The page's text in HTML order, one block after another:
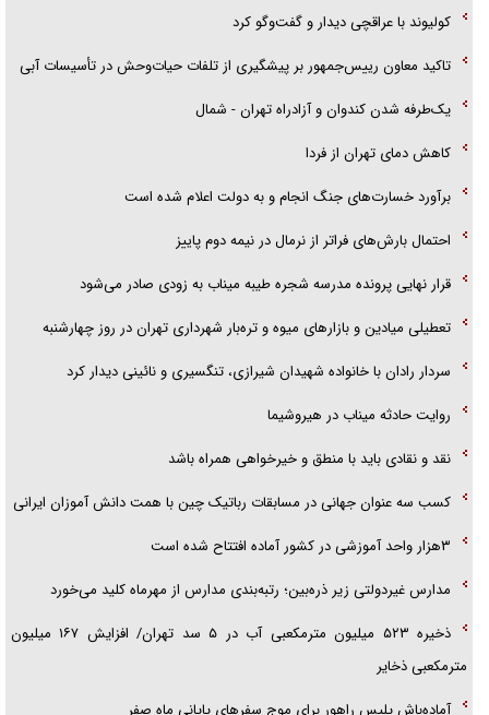
قصه ناتمام سرویس مدارس
آیا مقاومت فلسطین خلع‌سلاح می‌شود؟
کولیوند با عراقچی دیدار و گفت‌و‌گو کرد
تاکید معاون رییس‌جمهور بر پیشگیری از تلفات حیات‌وحش در تأسیسات آبی
یک‌طرفه شدن کندوان و آزادراه تهران - شمال
کاهش دمای تهران از فردا
برآورد خسارت‌های جنگ انجام و به دولت اعلام شده است
احتمال بارش‌های فراتر از نرمال در نیمه دوم پاییز
قرار نهایی پرونده مدرسه شجره طیبه میناب به زودی صادر می‌شود
تعطیلی میادین و بازارهای میوه و تره‌بار شهرداری تهران در روز چهارشنبه
سردار رادان با خانواده‌ شهیدان شیرازی، تنگسیری و نائینی دیدار کرد
روایت حادثه میناب در هیروشیما
نقد و نقادی باید با منطق و خیرخواهی همراه باشد
کسب سه عنوان جهانی در مسابقات رباتیک چین با همت دانش آموزان ایرانی
۳هزار واحد آموزشی در کشور آماده افتتاح شده است
مدارس غیردولتی زیر ذره‌بین؛ رتبه‌بندی مدارس از مهرماه کلید می‌خورد
ذخیره ۵۲۳ میلیون مترمکعبی آب در ۵ سد تهران/ افزایش ۱۶۷ میلیون
مترمکعبی ذخایر
آماده‌باش پلیس راهور برای موج سفرهای پایانی ماه صفر